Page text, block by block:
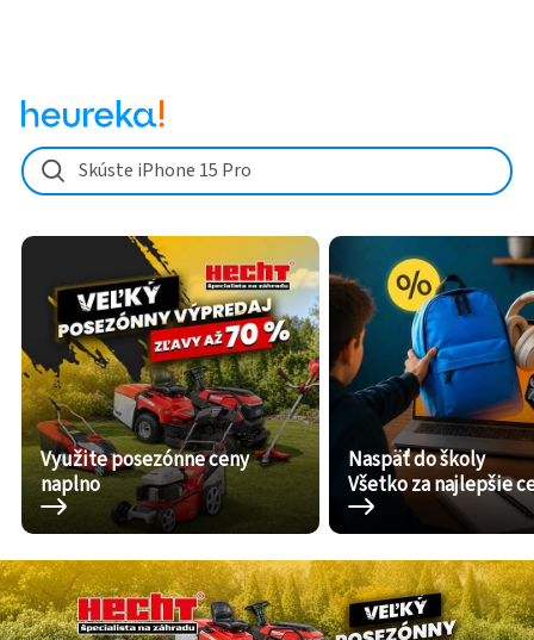
Skúste iPhone 15 Pro
Využite posezónne ceny
naplno
Naspäť do školy
Všetko za najlepšie